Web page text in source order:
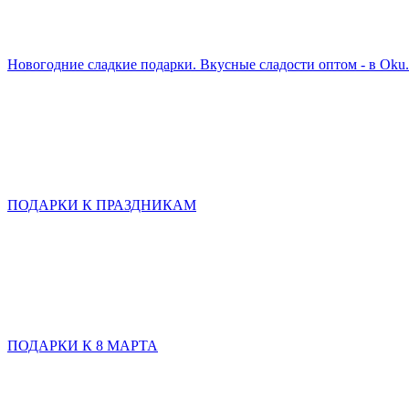
Новогодние сладкие подарки. Вкусные сладости оптом - в
ПОДАРКИ К ПРАЗДНИКАМ
ПОДАРКИ К 8 МАРТА